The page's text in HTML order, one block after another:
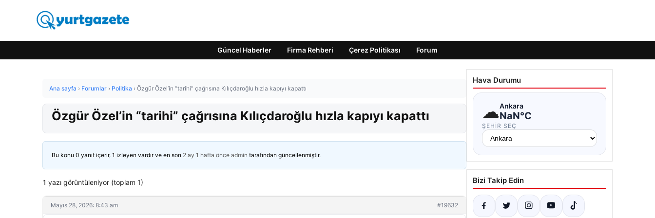
Güncel Haberler Firma Rehberi Çerez Politikası Forum
Ana sayfa › Forumlar › Politika › Özgür Özel’in “tarihi” çağrısına Kılıçdaroğlu hızla kapıyı kapattı
Özgür Özel’in “tarihi” çağrısına Kılıçdaroğlu hızla kapıyı kapattı
Bu konu 0 yanıt içerir, 1 izleyen vardır ve en son 2 ay 1 hafta önce admin tarafından güncellenmiştir.
1 yazı görüntüleniyor (toplam 1)
Mayıs 28, 2026: 8:43 am #19632
Hava Durumu
☁Ankara
NaN°C
ŞEHIR SEÇ
Bizi Takip Edin